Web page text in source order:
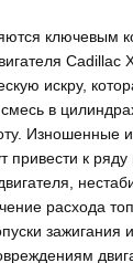
ключевым
Cadillac
искру,
в
Изношенные
привести к
расхода
зажигания